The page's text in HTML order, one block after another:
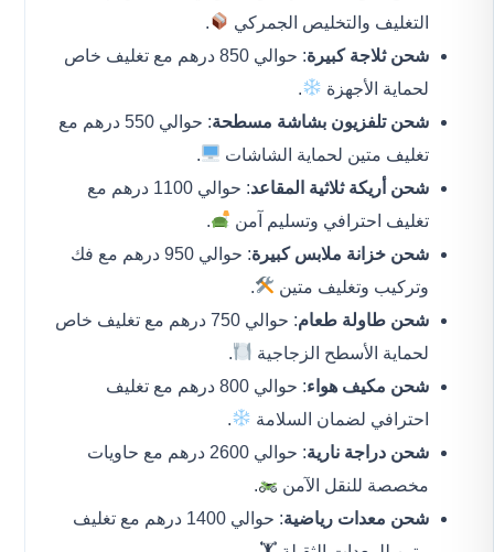
التغليف والتخليص الجمركي
.
شحن ثلاجة كبيرة
: حوالي 850 درهم مع تغليف خاص
لحماية الأجهزة
.
شحن تلفزيون بشاشة مسطحة
: حوالي 550 درهم مع
تغليف متين لحماية الشاشات
.
شحن أريكة ثلاثية المقاعد
: حوالي 1100 درهم مع
تغليف احترافي وتسليم آمن
.
شحن خزانة ملابس كبيرة
: حوالي 950 درهم مع فك
وتركيب وتغليف متين
.
شحن طاولة طعام
: حوالي 750 درهم مع تغليف خاص
لحماية الأسطح الزجاجية
.
شحن مكيف هواء
: حوالي 800 درهم مع تغليف
احترافي لضمان السلامة
.
شحن دراجة نارية
: حوالي 2600 درهم مع حاويات
مخصصة للنقل الآمن
.
شحن معدات رياضية
: حوالي 1400 درهم مع تغليف